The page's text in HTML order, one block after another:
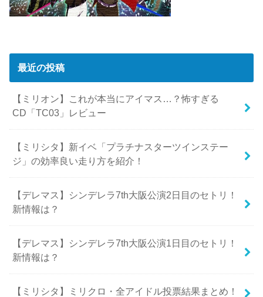
最近の投稿
【ミリオン】これが本当にアイマス…？怖すぎる
CD「TC03」レビュー
【ミリシタ】新イベ「プラチナスターツインステー
ジ」の効率良い走り方を紹介！
【デレマス】シンデレラ7th大阪公演2日目のセトリ！
新情報は？
【デレマス】シンデレラ7th大阪公演1日目のセトリ！
新情報は？
【ミリシタ】ミリクロ・全アイドル投票結果まとめ！